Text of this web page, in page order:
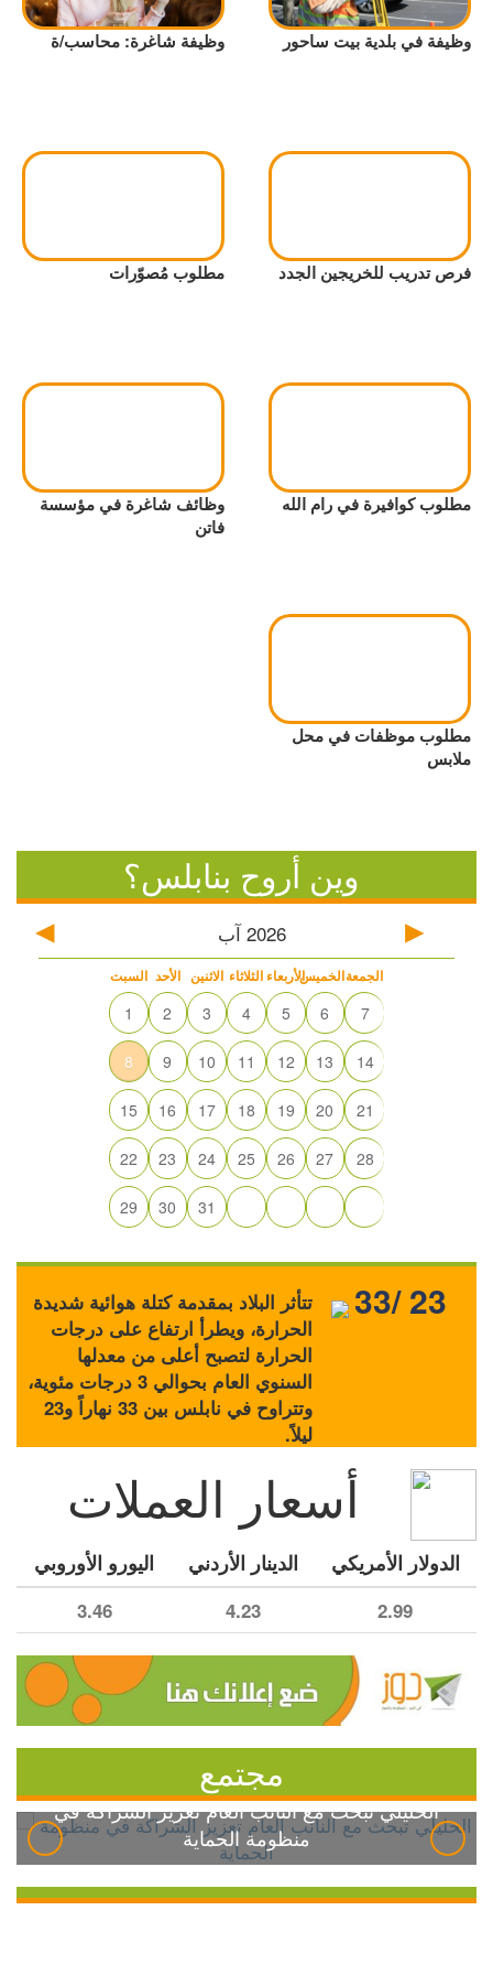
وظيفة في بلدية بيت ساحور وظيفة شاغرة: محاسب/ة
فرص تدريب للخريجين الجدد مطلوب مُصوّرات
مطلوب كوافيرة في رام الله
وظائف شاغرة في مؤسسة
فاتن
مطلوب موظفات في محل
ملابس
وين أروح بنابلس؟
2026 آب
السبت الأحد الاثنين الثلاثاء الأربعاءالخميسالجمعة
1 2 3 4 5 6 7
8 9 10 11 12 13 14
15 16 17 18 19 20 21
22 23 24 25 26 27 28
29 30 31
تتأثر البلاد بمقدمة كتلة هوائية شديدة
الحرارة، ويطرأ ارتفاع على درجات
الحرارة لتصبح أعلى من معدلها
السنوي العام بحوالي 3 درجات مئوية،
وتتراوح في نابلس بين 33 نهاراً و23
ليلاً.
33/ 23
أسعار العملات
الدولار الأمريكي الدينار الأردني اليورو الأوروبي
2.99
4.23
3.46
مجتمع
الخليلي تبحث مع النائب العام تعزيز الشراكة في
منظومة الحماية